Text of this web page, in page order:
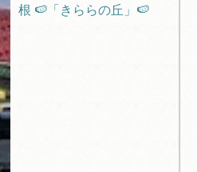
根 🍉「きららの丘」🍉